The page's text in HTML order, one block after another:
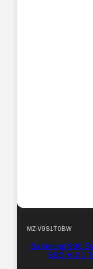
MZ-V9S1T0BW
Samsung 990
SSD M.2 1